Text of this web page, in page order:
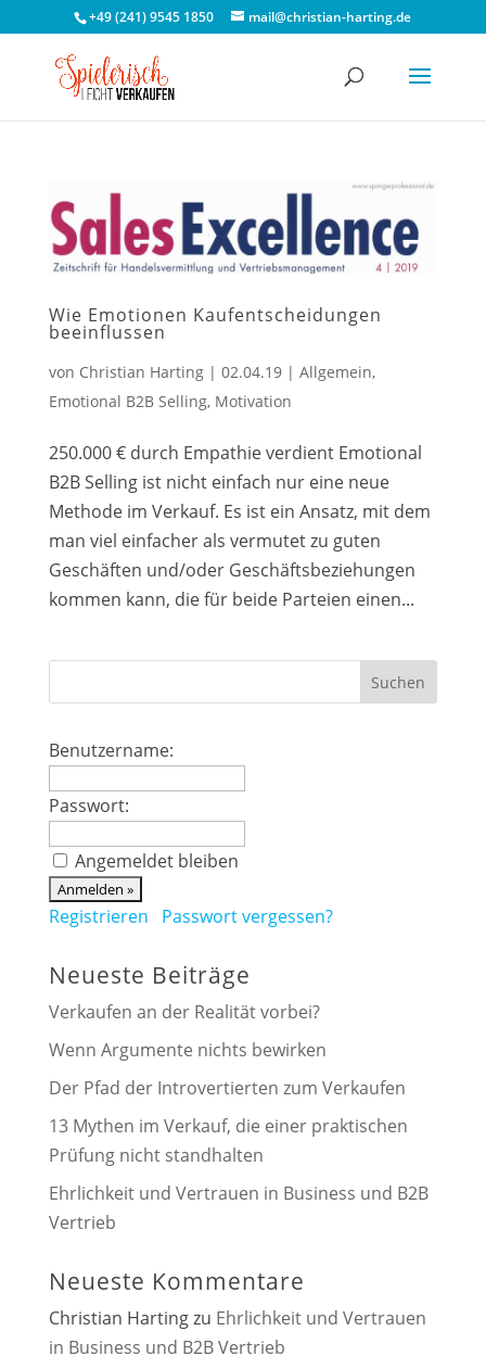
+49 (241) 9545 1850 mail@christian-harting.de
Wie Emotionen Kaufentscheidungen
beeinflussen
von Christian Harting| 02.04.19| Allgemein,
Emotional B2B Selling, Motivation
250.000 € durch Empathie verdient Emotional
B2B Selling ist nicht einfach nur eine neue
Methode im Verkauf. Es ist ein Ansatz, mit dem
man viel einfacher als vermutet zu guten
Geschäften und/oder Geschäftsbeziehungen
kommen kann, die für beide Parteien einen...
Benutzername:
Passwort:
Angemeldet bleiben
Registrieren Passwort vergessen?
Neueste Beiträge
Verkaufen an der Realität vorbei?
Wenn Argumente nichts bewirken
Der Pfad der Introvertierten zum Verkaufen
13 Mythen im Verkauf, die einer praktischen
Prüfung nicht standhalten
Ehrlichkeit und Vertrauen in Business und B2B
Vertrieb
Neueste Kommentare
Christian Hartingzu Ehrlichkeit und Vertrauen
in Business und B2B Vertrieb